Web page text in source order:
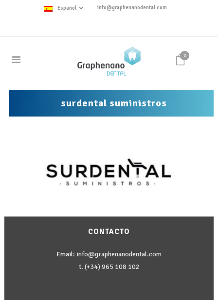
Español info@graphenanodental.com
0
surdental suministros
CONTACTO
Email: info@graphenanodental.com
t. (+34) 965 108 102